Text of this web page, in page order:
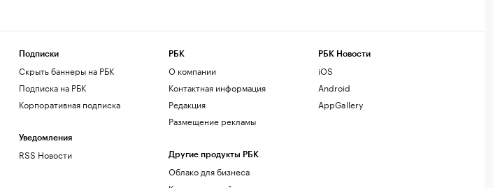
Подписки
Скрыть баннеры на РБК
Подписка на РБК
Корпоративная подписка
Уведомления
RSS Новости
РБК
О компании
Контактная информация
Редакция
Размещение рекламы
Другие продукты РБК
Облако для бизнеса
РБК Новости
iOS
Android
AppGallery